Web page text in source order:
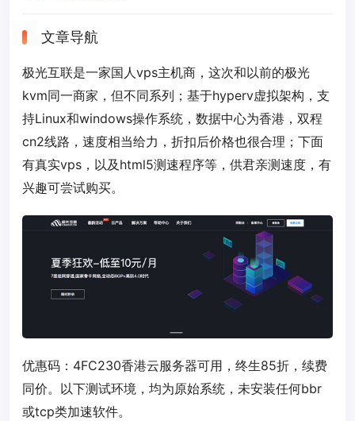
文章导航
极光互联是一家国人vps主机商，这次和以前的极光
kvm同一商家，但不同系列；基于hyperv虚拟架构，支
持Linux和windows操作系统，数据中心为香港，双程
cn2线路，速度相当给力，折扣后价格也很合理；下面
有真实vps，以及html5测速程序等，供君亲测速度，有
兴趣可尝试购买。
优惠码： 4FC230香港云服务器可用，终生85折，续费
同价。以下测试环境，均为原始系统，未安装任何bbr
或tcp类加速软件。